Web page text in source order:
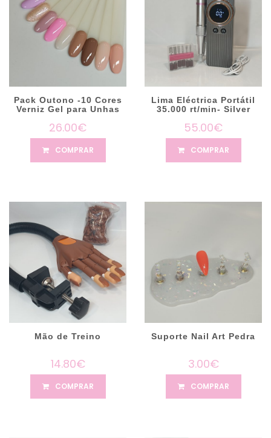
Pack Outono -10 Cores
Verniz Gel para Unhas
26.00€
COMPRAR
Lima Eléctrica Portátil
35.000 rt/min- Silver
55.00€
COMPRAR
Mão de Treino
14.80€
COMPRAR
Suporte Nail Art Pedra
3.00€
COMPRAR